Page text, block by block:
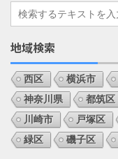
地域検索
西区 横浜市
神奈川県
都筑区
川崎市
戸塚区
緑区
磯子区